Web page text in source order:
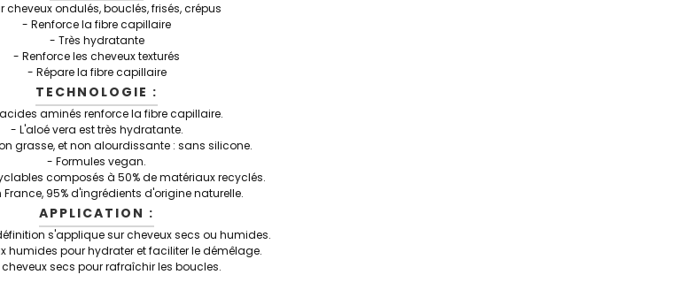
cheveux ondulés, bouclés, frisés, crépus
- Renforce la fibre capillaire
- Très hydratante
- Renforce les cheveux texturés
- Répare la fibre capillaire
TECHNOLOGIE :
aminés renforce la fibre capillaire.
- L'aloé vera est très hydratante.
grasse, et non alourdissante : sans silicone.
- Formules vegan.
composés à 50% de matériaux recyclés.
95% d'ingrédients d'origine naturelle.
APPLICATION :
s'applique sur cheveux secs ou humides.
humides pour hydrater et faciliter le démêlage.
secs pour rafraîchir les boucles.